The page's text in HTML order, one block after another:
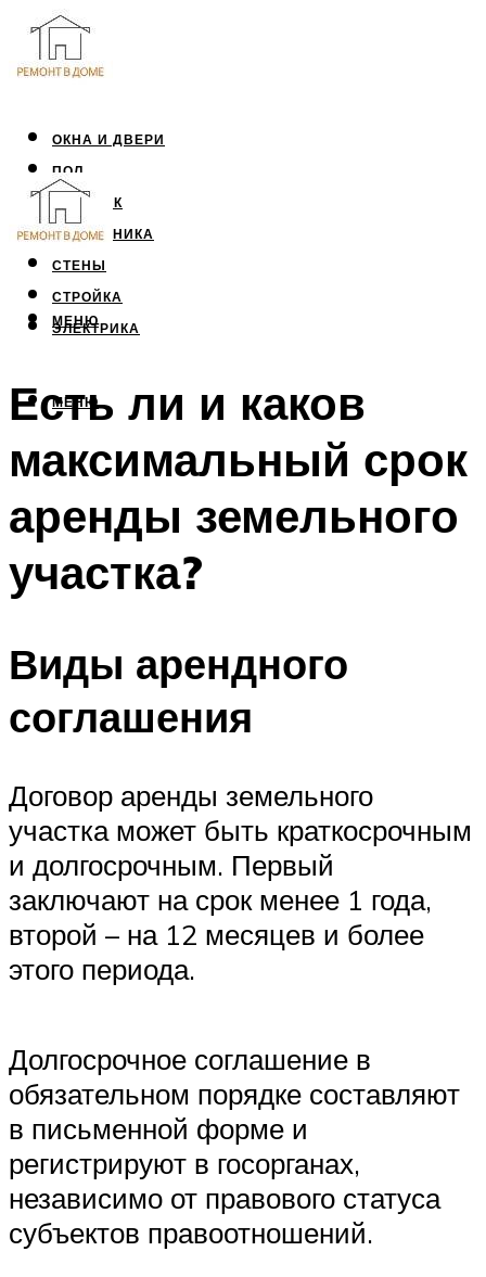
ОКНА И ДВЕРИ
ПОЛ
ПОТОЛОК
САНТЕХНИКА
СТЕНЫ
СТРОЙКА
ЭЛЕКТРИКА
МЕНЮ
МЕНЮ
Есть ли и каков
максимальный срок
аренды земельного
участка?
Виды арендного
соглашения
Договор аренды земельного
участка может быть краткосрочным
и долгосрочным. Первый
заключают на срок менее 1 года,
второй – на 12 месяцев и более
этого периода.
Долгосрочное соглашение в
обязательном порядке составляют
в письменной форме и
регистрируют в госорганах,
независимо от правового статуса
субъектов правоотношений.